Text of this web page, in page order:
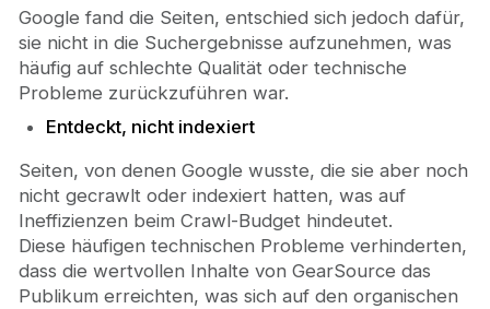
Google fand die Seiten, entschied sich jedoch dafür,
sie nicht in die Suchergebnisse aufzunehmen, was
häufig auf schlechte Qualität oder technische
Probleme zurückzuführen war.
Entdeckt, nicht indexiert
Seiten, von denen Google wusste, die sie aber noch
nicht gecrawlt oder indexiert hatten, was auf
Ineffizienzen beim Crawl-Budget hindeutet.
Diese häufigen technischen Probleme verhinderten,
dass die wertvollen Inhalte von GearSource das
Publikum erreichten, was sich auf den organischen